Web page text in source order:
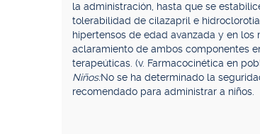
la administración, hasta que se
tolerabilidad de cilazapril e
hipertensos de edad avanzada y en
aclaramiento de ambos componentes
terapeúticas. (v. Farmacocinética en
Niños:No se ha determinado la
recomendado para administrar a niños.